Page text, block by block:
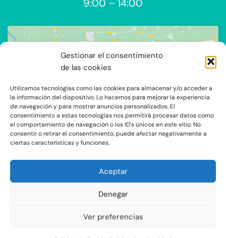
Gestionar el consentimiento
de las cookies
Utilizamos tecnologías como las cookies para almacenar y/o acceder a
la información del dispositivo. Lo hacemos para mejorar la experiencia
de navegación y para mostrar anuncios personalizados. El
consentimiento a estas tecnologías nos permitirá procesar datos como
el comportamiento de navegación o los ID's únicos en este sitio. No
consentir o retirar el consentimiento, puede afectar negativamente a
ciertas características y funciones.
Aceptar
Denegar
Ver preferencias
9:00 – 14:00
Haz clic para aceptar cookies de
marketing y permitir este contenido
C/Ocaña 205, local 3 y 4 C.P: 28047 - Madrid